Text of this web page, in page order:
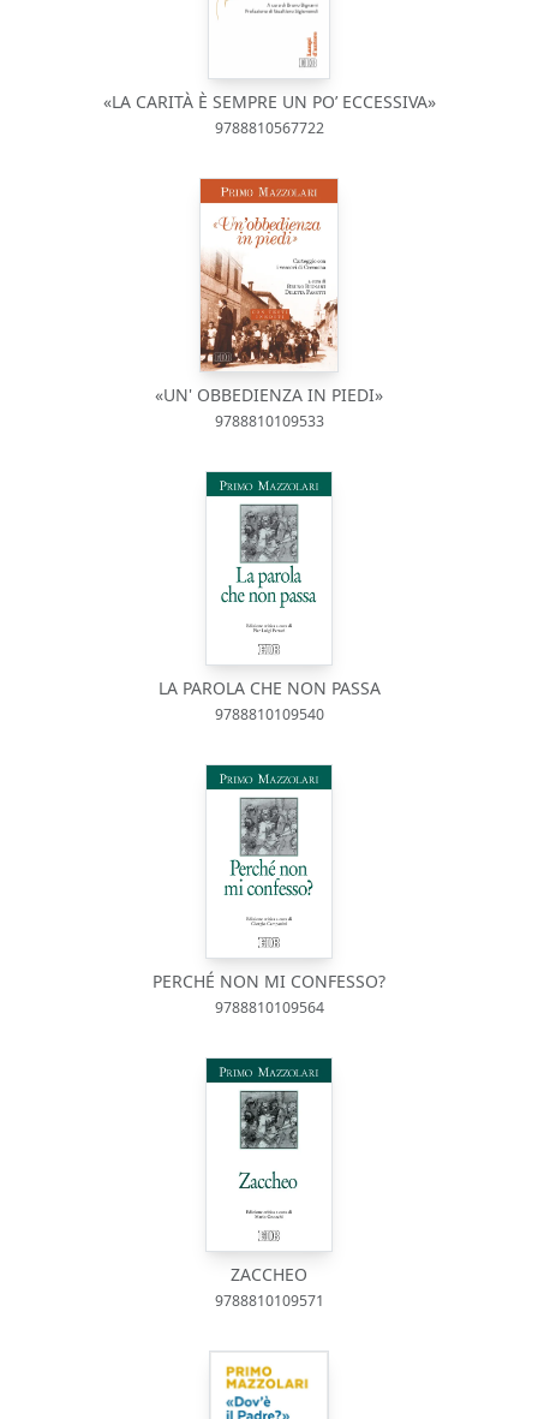
«LA CARITÀ È SEMPRE UN PO’ ECCESSIVA»
9788810567722
«UN' OBBEDIENZA IN PIEDI»
9788810109533
LA PAROLA CHE NON PASSA
9788810109540
PERCHÉ NON MI CONFESSO?
9788810109564
ZACCHEO
9788810109571